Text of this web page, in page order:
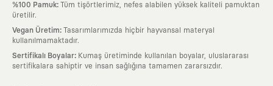
%100 Pamuk: Tüm tişörtlerimiz, nefes alabilen yüksek kaliteli pamuktan
üretilir.
Vegan Üretim: Tasarımlarımızda hiçbir hayvansal materyal
kullanılmamaktadır.
Sertifikalı Boyalar: Kumaş üretiminde kullanılan boyalar, uluslararası
sertifikalara sahiptir ve insan sağlığına tamamen zararsızdır.